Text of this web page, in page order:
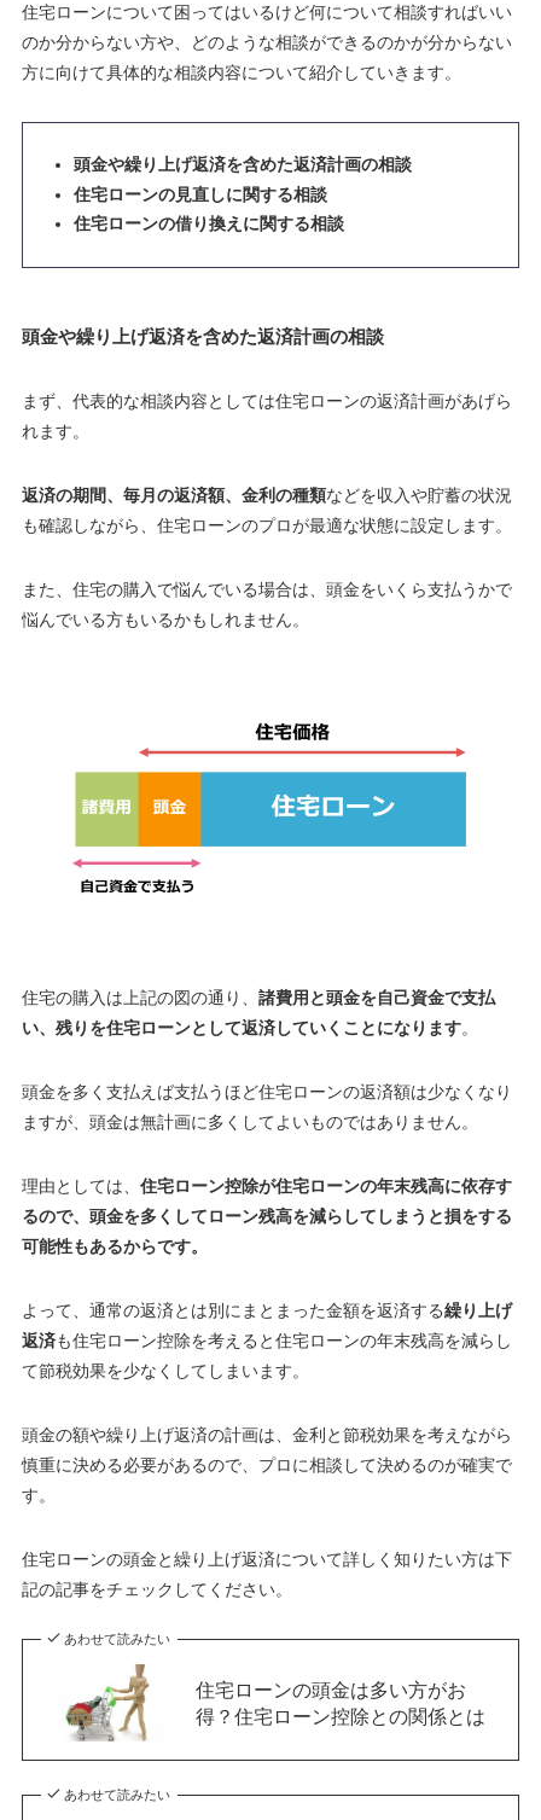
住宅ローンについて困ってはいるけど何について相談すればいい
のか分からない方や、どのような相談ができるのかが分からない
方に向けて具体的な相談内容について紹介していきます。
頭金や繰り上げ返済を含めた返済計画の相談
住宅ローンの見直しに関する相談
住宅ローンの借り換えに関する相談
頭金や繰り上げ返済を含めた返済計画の相談
まず、代表的な相談内容としては住宅ローンの返済計画があげら
れます。
返済の期間、毎月の返済額、金利の種類などを収入や貯蓄の状況
も確認しながら、住宅ローンのプロが最適な状態に設定します。
また、住宅の購入で悩んでいる場合は、頭金をいくら支払うかで
悩んでいる方もいるかもしれません。
住宅の購入は上記の図の通り、 諸費用と頭金を自己資金で支払
い、残りを住宅ローンとして返済していくことになります。
頭金を多く支払えば支払うほど住宅ローンの返済額は少なくなり
ますが、頭金は無計画に多くしてよいものではありません。
理由としては、 住宅ローン控除が住宅ローンの年末残高に依存す
るので、頭金を多くしてローン残高を減らしてしまうと損をする
可能性もあるからです。
よって、通常の返済とは別にまとまった金額を返済する繰り上げ
返済も住宅ローン控除を考えると住宅ローンの年末残高を減らし
て節税効果を少なくしてしまいます。
頭金の額や繰り上げ返済の計画は、金利と節税効果を考えながら
慎重に決める必要があるので、プロに相談して決めるのが確実で
す。
住宅ローンの頭金と繰り上げ返済について詳しく知りたい方は下
記の記事をチェックしてください。
あわせて読みたい
住宅ローンの頭金は多い方がお
得？住宅ローン控除との関係とは
あわせて読みたい